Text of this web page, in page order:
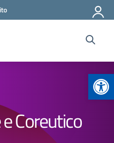
Coreutico